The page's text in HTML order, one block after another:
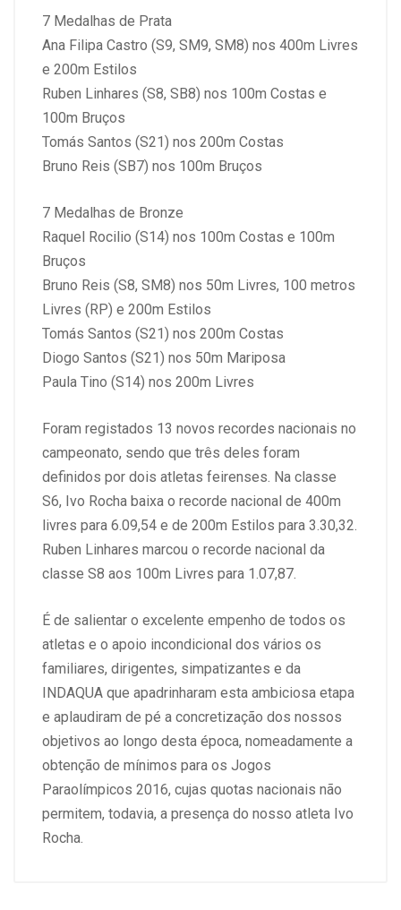
7 Medalhas de Prata
Ana Filipa Castro (S9, SM9, SM8) nos 400m Livres
e 200m Estilos
Ruben Linhares (S8, SB8) nos 100m Costas e
100m Bruços
Tomás Santos (S21) nos 200m Costas
Bruno Reis (SB7) nos 100m Bruços
7 Medalhas de Bronze
Raquel Rocilio (S14) nos 100m Costas e 100m
Bruços
Bruno Reis (S8, SM8) nos 50m Livres, 100 metros
Livres (RP) e 200m Estilos
Tomás Santos (S21) nos 200m Costas
Diogo Santos (S21) nos 50m Mariposa
Paula Tino (S14) nos 200m Livres
Foram registados 13 novos recordes nacionais no
campeonato, sendo que três deles foram
definidos por dois atletas feirenses. Na classe
S6, Ivo Rocha baixa o recorde nacional de 400m
livres para 6.09,54 e de 200m Estilos para 3.30,32.
Ruben Linhares marcou o recorde nacional da
classe S8 aos 100m Livres para 1.07,87.
É de salientar o excelente empenho de todos os
atletas e o apoio incondicional dos vários os
familiares, dirigentes, simpatizantes e da
INDAQUA que apadrinharam esta ambiciosa etapa
e aplaudiram de pé a concretização dos nossos
objetivos ao longo desta época, nomeadamente a
obtenção de mínimos para os Jogos
Paraolímpicos 2016, cujas quotas nacionais não
permitem, todavia, a presença do nosso atleta Ivo
Rocha.